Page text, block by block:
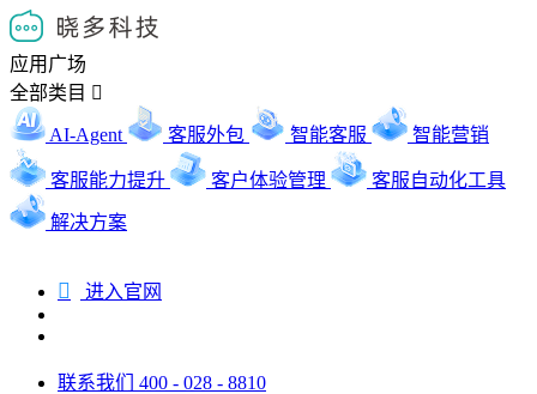
应用广场
全部类目 
AI-Agent 客服外包 智能客服 智能营销
客服能力提升 客户体验管理 客服自动化工具
解决方案
 进入官网
联系我们 400 - 028 - 8810